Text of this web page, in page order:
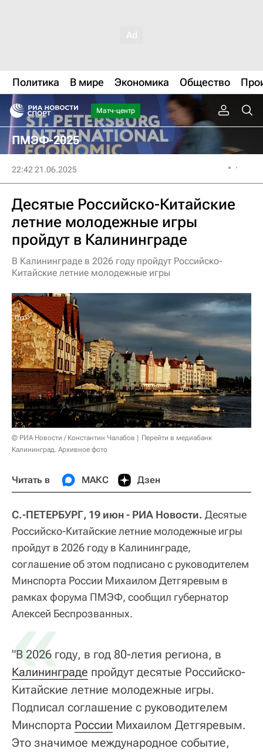
Политика В мире Экономика Общество
Матч-центр
ПМЭФ-2025
22:42 21.06.2025
Десятые Российско-Китайские
летние молодежные игры
пройдут в Калининграде
В Калининграде в 2026 году пройдут Российско-
Китайские летние молодежные игры
© РИА Новости / Константин Чалабов
Перейти в медиабанк
Калининград. Архивное фото
Читать в МАКС Дзен
C.-ПЕТЕРБУРГ, 19 июн - РИА Новости. Десятые
Российско-Китайские летние молодежные игры
пройдут в 2026 году в Калининграде,
соглашение об этом подписано с руководителем
Минспорта России Михаилом Детгяревым в
рамках форума ПМЭФ, сообщил губернатор
Алексей Беспрозванных.
«
"В 2026 году, в год 80-летия региона, в
Калининграде пройдут десятые Российско-
Китайские летние молодежные игры.
Подписал соглашение с руководителем
Минспорта России Михаилом Детгяревым.
Это значимое международное событие,